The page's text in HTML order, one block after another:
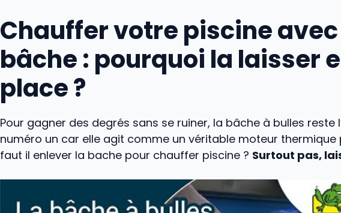
Chauffer votre piscine
bâche : pourquoi la laisser
place ?
Pour gagner des degrés sans se ruiner, la bâche à bulles reste
numéro un car elle agit comme un véritable moteur thermique
faut il enlever la bache pour chauffer piscine ? Surtout pas,